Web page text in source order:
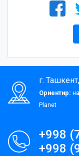
г.
Ориентир:
Planet
+998
+998